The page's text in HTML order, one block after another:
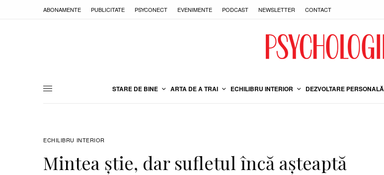
ABONAMENTE PUBLICITATE PSYCONECT EVENIMENTE PODCAST NEWSLETTER CONTACT
STARE DE BINE ARTA DE A TRAI ECHILIBRU INTERIOR DEZVOLTARE PERSONALĂ
ECHILIBRU INTERIOR
Mintea știe, dar sufletul încă așteaptă